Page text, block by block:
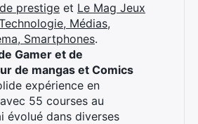
prestige et Le Mag Jeux
Médias,
Smartphones.
Gamer et de
de mangas et Comics
expérience en
55 courses au
évolué dans diverses